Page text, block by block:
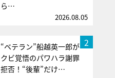
ら…
2026.08.05
2
“ベテラン”船越英一郎が
クビ覚悟のパワハラ謝罪
拒否！“後輩”だけ…